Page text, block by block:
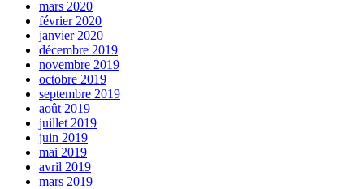
mars 2020
février 2020
janvier 2020
décembre 2019
novembre 2019
octobre 2019
septembre 2019
août 2019
juillet 2019
juin 2019
mai 2019
avril 2019
mars 2019